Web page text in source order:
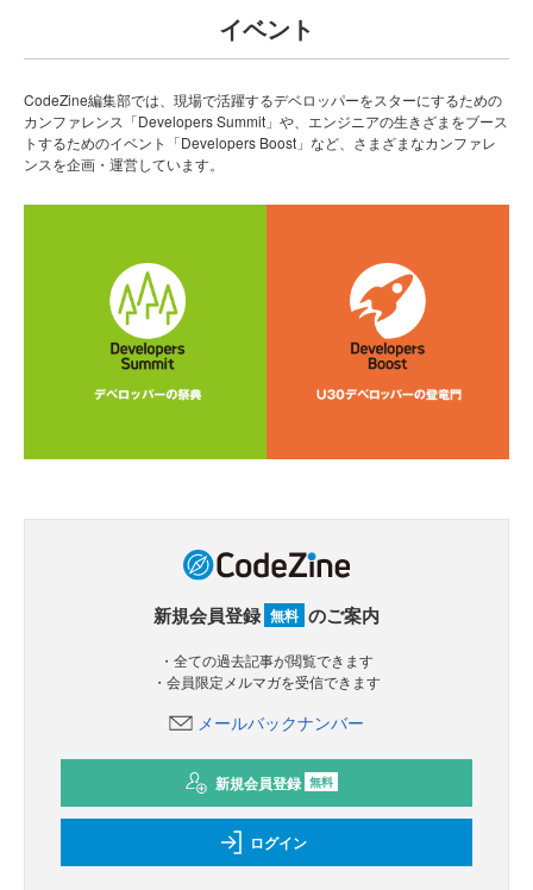
イベント
CodeZine編集部では、現場で活躍するデベロッパーをスターにするための
カンファレンス「Developers Summit」や、エンジニアの生きざまをブース
トするためのイベント「Developers Boost」など、さまざまなカンファレ
ンスを企画・運営しています。
新規会員登録 無料 のご案内
・全ての過去記事が閲覧できます
・会員限定メルマガを受信できます
メールバックナンバー
新規会員登録 無料
ログイン